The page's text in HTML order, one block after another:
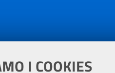
I COOKIES
Portale realizzato con la